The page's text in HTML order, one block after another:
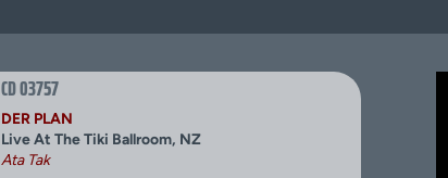
CD 03757
DER PLAN
Live At The Tiki Ballroom, NZ
Ata Tak